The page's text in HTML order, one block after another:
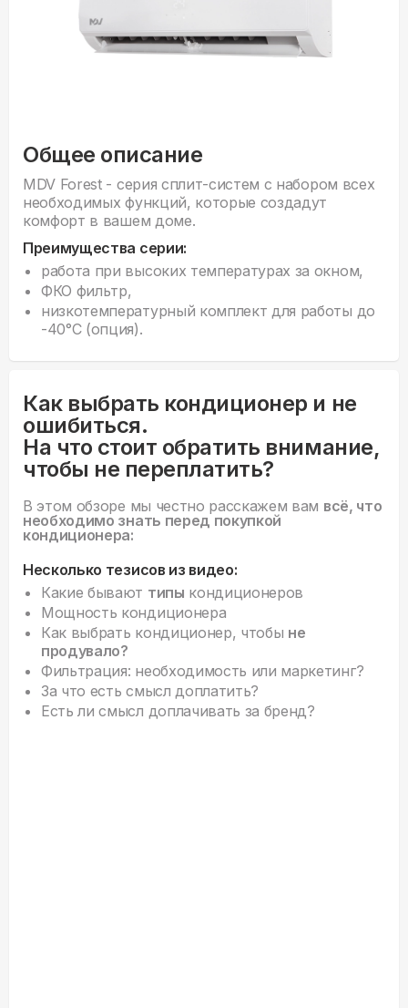
Общее описание
MDV Forest - серия сплит-систем с набором всех
необходимых функций, которые создадут
комфорт в вашем доме.
Преимущества серии:
работа при высоких температурах за окном,
ФКО фильтр,
низкотемпературный комплект для работы до
-40°С (опция).
Как выбрать кондиционер и не
ошибиться.
На что стоит обратить внимание,
чтобы не переплатить?
В этом обзоре мы честно расскажем вам всё, что
необходимо знать перед покупкой
кондиционера:
Несколько тезисов из видео:
Какие бывают типы кондиционеров
Мощность кондиционера
Как выбрать кондиционер, чтобы не
продувало?
Фильтрация: необходимость или маркетинг?
За что есть смысл доплатить?
Есть ли смысл доплачивать за бренд?